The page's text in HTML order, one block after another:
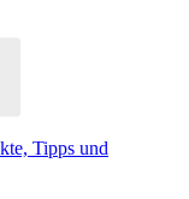
Tipps und